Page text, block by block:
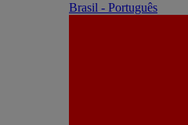
Brasil - Português